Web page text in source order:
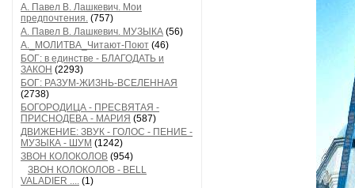
А. Павел В. Лашкевич. Мои
предпочтения. (757)
А. Павел В. Лашкевич. МУЗЫКА (56)
А._МОЛИТВА_Читают-Поют (46)
БОГ: в единстве - БЛАГОДАТЬ и
ЗАКОН (2293)
БОГ: РАЗУМ-ЖИЗНЬ-ВСЕЛЕННАЯ
(2738)
БОГОРОДИЦА - ПРЕСВЯТАЯ -
ПРИСНОДЕВА - МАРИЯ (587)
ДВИЖЕНИЕ: ЗВУК - ГОЛОС - ПЕНИЕ -
МУЗЫКА - ШУМ (1242)
ЗВОН КОЛОКОЛОВ (954)
ЗВОН КОЛОКОЛОВ - BELL
VALADIER .... (1)